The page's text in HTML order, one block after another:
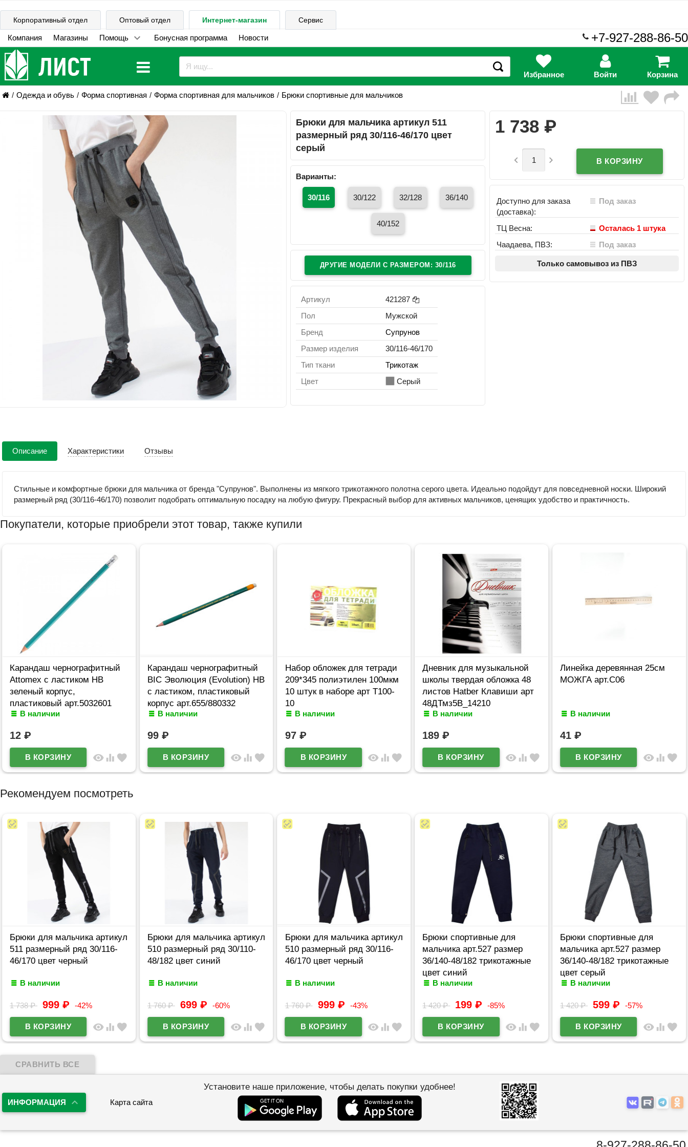
Корпоративный отдел Оптовый отдел Интернет-магазин Сервис
Компания Магазины Помощь Бонусная программа Новости +7-927-288-86-50
Избранное Войти Корзина
Одежда и обувь Форма спортивная Форма спортивная для мальчиков Брюки спортивные для мальчиков
Брюки для мальчика артикул 511
размерный ряд 30/116-46/170 цвет
серый
Варианты:
30/116 30/122 32/128 36/140
40/152
ДРУГИЕ МОДЕЛИ C РАЗМЕРОМ: 30/116
Артикул
421287
Пол
Мужской
Бренд
Супрунов
Размер изделия
30/116-46/170
Тип ткани
Трикотаж
Цвет
Серый
1 738 ₽
 
Доступно для заказа
(доставка):
Под заказ
ТЦ Весна:
Осталась 1 штука
Чаадаева, ПВЗ:
Под заказ
Только самовывоз из ПВЗ
Описание Характеристики Отзывы
Стильные и комфортные брюки для мальчика от бренда "Супрунов". Выполнены из мягкого трикотажного полотна серого цвета. Идеально подойдут для повседневной носки. Широкий
размерный ряд (30/116-46/170) позволит подобрать оптимальную посадку на любую фигуру. Прекрасный выбор для активных мальчиков, ценящих удобство и практичность.
Покупатели, которые приобрели этот товар, также купили
Карандаш чернографитный
Attomex с ластиком НВ
зеленый корпус,
пластиковый арт.5032601
В наличии
12 ₽
visibility equalizer favorite
Карандаш чернографитный
BIC Эволюция (Evolution) НВ
с ластиком, пластиковый
корпус арт.655/880332
В наличии
99 ₽
visibility equalizer favorite
Набор обложек для тетради
209*345 полиэтилен 100мкм
10 штук в наборе арт Т100-
10
В наличии
97 ₽
visibility equalizer favorite
Дневник для музыкальной
школы твердая обложка 48
листов Hatber Клавиши арт
48ДТмз5В_14210
В наличии
189₽
visibility equalizer favorite
Линейка деревянная 25см
МОЖГА арт.С06
В наличии
41₽
visibility equalizer favorite
Рекомендуем посмотреть
Брюки для мальчика артикул
511 размерный ряд 30/116-
46/170 цвет черный
В наличии
1 738₽ 999 ₽ -42%
visibility equalizer favorite
Брюки для мальчика артикул
510 размерный ряд 30/110-
48/182 цвет синий
В наличии
1 760₽ 699 ₽ -60%
visibility equalizer favorite
Брюки для мальчика артикул
510 размерный ряд 30/116-
46/170 цвет черный
В наличии
1 760₽ 999 ₽ -43%
visibility equalizer favorite
Брюки спортивные для
мальчика арт.527 размер
36/140-48/182 трикотажные
цвет синий
В наличии
1 420₽ 199₽ -85%
visibility equalizer favorite
Брюки спортивные для
мальчика арт.527 размер
36/140-48/182 трикотажные
цвет серый
В наличии
1 420₽ 599₽ -57%
visibility equalizer favorite
ИНФОРМАЦИЯ Карта сайта
Установите наше приложение, чтобы делать покупки удобнее!